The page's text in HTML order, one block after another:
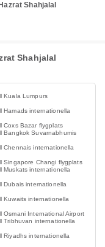
Shahjalal
Shahjalal
Kuala Lumpurs
Hamads internationella
Coxs Bazar flygplats
Bangkok Suvarnabhumis
Chennais internationella
Singapore Changi flygplats
Muskats internationella
Dubais internationella
Kuwaits internationella
Osmani International Airport
Tribhuvan internationella
Riyadhs internationella